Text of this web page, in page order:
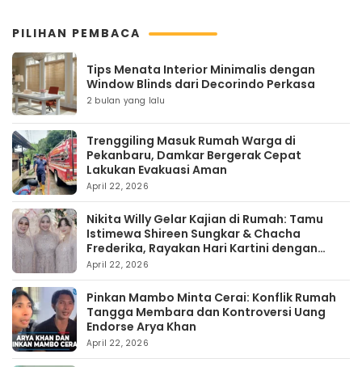
PILIHAN PEMBACA
Tips Menata Interior Minimalis dengan
Window Blinds dari Decorindo Perkasa
2 bulan yang lalu
Trenggiling Masuk Rumah Warga di
Pekanbaru, Damkar Bergerak Cepat
Lakukan Evakuasi Aman
April 22, 2026
Nikita Willy Gelar Kajian di Rumah: Tamu
Istimewa Shireen Sungkar & Chacha
Frederika, Rayakan Hari Kartini dengan
Kehangatan
April 22, 2026
Pinkan Mambo Minta Cerai: Konflik Rumah
Tangga Membara dan Kontroversi Uang
Endorse Arya Khan
April 22, 2026